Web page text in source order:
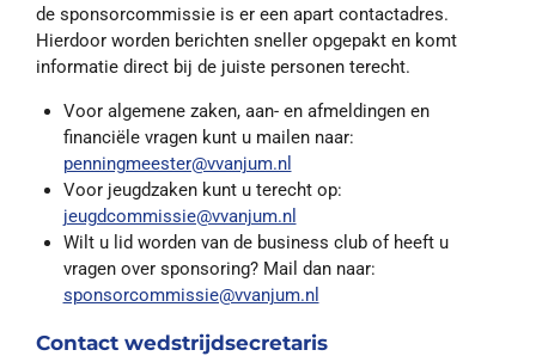
de sponsorcommissie is er een apart contactadres.
Hierdoor worden berichten sneller opgepakt en komt
informatie direct bij de juiste personen terecht.
Voor algemene zaken, aan- en afmeldingen en
financiële vragen kunt u mailen naar:
penningmeester@vvanjum.nl
Voor jeugdzaken kunt u terecht op:
jeugdcommissie@vvanjum.nl
Wilt u lid worden van de business club of heeft u
vragen over sponsoring? Mail dan naar:
sponsorcommissie@vvanjum.nl
Contact wedstrijdsecretaris